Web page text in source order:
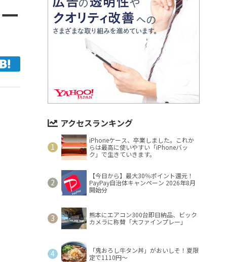
アクセスランキング
iPhoneケース、卒業しました。これか
らは最高に使いやすい「iPhoneバッ
ク」で生きていきます。
【今日から】最大30％ポイント還元！
PayPay自治体キャンペーン 2026年8月
開始分
熊本にエアコン300台即日納品、ビック
カメラに称賛「大ファインプレー」
「鬼おろし牛タン丼」がおいしそ！夏限
定で1110円～